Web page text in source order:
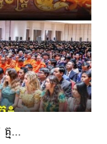
ម...